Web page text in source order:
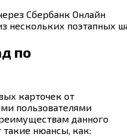
нескольких поэтапных
по
карточек от
пользователями
данного
такие нюансы, как: